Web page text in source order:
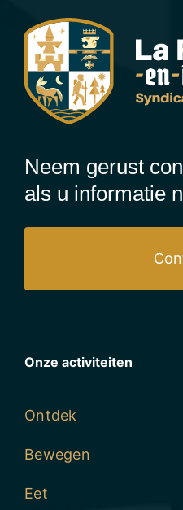
Neem gerust
als u informatie
Onze activiteiten
Ontdek
Bewegen
Eet